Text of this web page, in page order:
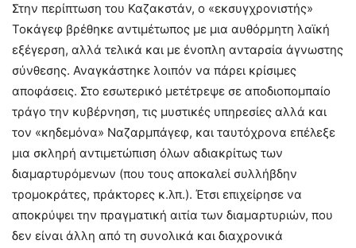
Στην περίπτωση του Καζακστάν, ο «εκσυγχρονιστής»
Τοκάγεφ βρέθηκε αντιμέτωπος με μια αυθόρμητη λαϊκή
εξέγερση, αλλά τελικά και με ένοπλη ανταρσία άγνωστης
σύνθεσης. Αναγκάστηκε λοιπόν να πάρει κρίσιμες
αποφάσεις. Στο εσωτερικό μετέτρεψε σε αποδιοπομπαίο
τράγο την κυβέρνηση, τις μυστικές υπηρεσίες αλλά και
τον «κηδεμόνα» Ναζαρμπάγεφ, και ταυτόχρονα επέλεξε
μια σκληρή αντιμετώπιση όλων αδιακρίτως των
διαμαρτυρόμενων (που τους αποκαλεί συλλήβδην
τρομοκράτες, πράκτορες κ.λπ.). Έτσι επιχείρησε να
αποκρύψει την πραγματική αιτία των διαμαρτυριών, που
δεν είναι άλλη από τη συνολικά και διαχρονικά